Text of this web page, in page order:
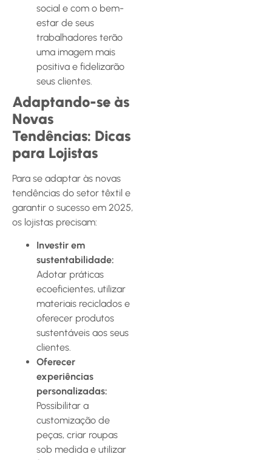
social e com o bem-
estar de seus
trabalhadores terão
uma imagem mais
positiva e fidelizarão
seus clientes.
Adaptando-se às
Novas
Tendências: Dicas
para Lojistas
Para se adaptar às novas
tendências do setor têxtil e
garantir o sucesso em 2025,
os lojistas precisam:
Investir em
sustentabilidade:
Adotar práticas
ecoeficientes, utilizar
materiais reciclados e
oferecer produtos
sustentáveis aos seus
clientes.
Oferecer
experiências
personalizadas:
Possibilitar a
customização de
peças, criar roupas
sob medida e utilizar